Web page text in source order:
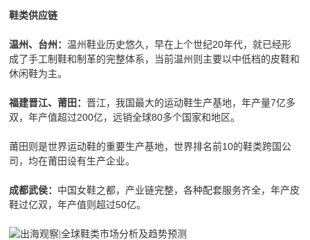
鞋类供应链
温州、台州：温州鞋业历史悠久，早在上个世纪20年代，就已经形
成了手工制鞋和制革的完整体系，当前温州则主要以中低档的皮鞋和
休闲鞋为主。
福建晋江、莆田：晋江，我国最大的运动鞋生产基地，年产量7亿多
双，年产值超过200亿，远销全球80多个国家和地区。
莆田则是世界运动鞋的重要生产基地，世界排名前10的鞋类跨国公
司，均在莆田设有生产企业。
成都武侯： 中国女鞋之都，产业链完整，各种配套服务齐全，年产皮
鞋过亿双，年产值则超过50亿。